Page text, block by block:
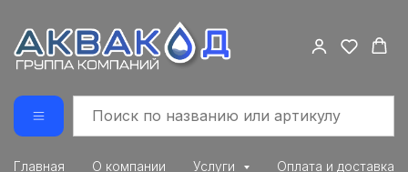
Главная О компании Услуги Оплата и доставка